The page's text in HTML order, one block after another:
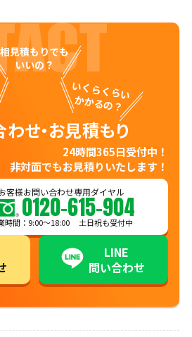
相見積もりでも
いいの？
いくらくらい
かかるの？
せ・お見積もり
24時間365日受付中！
非対面でもお見積りいたします！
客様お問い合わせ専用ダイヤル
0120-615-904
時間：9:00〜18:00 土日祝も受付中
LINE
問い合わせ